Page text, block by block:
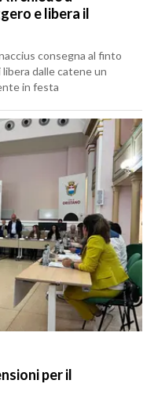
e libera il
consegna al finto
dalle catene un
in festa
per il